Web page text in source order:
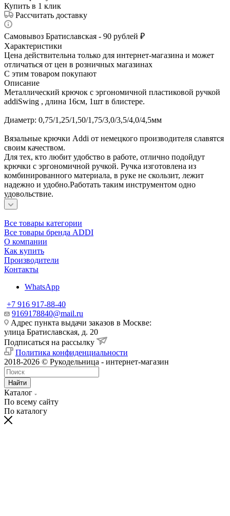
Купить в 1 клик
Рассчитать доставку
Самовывоз Братиславская - 90 рублей ₽
Характеристики
Цена действительна только для интернет-магазина и может
отличаться от цен в розничных магазинах
С этим товаром покупают
Описание
Металлический крючок с эргономичной пластиковой ручкой
addiSwing , длина 16см, 1шт в блистере.
Диаметр: 0,75/1,25/1,50/1,75/3,0/3,5/4,0/4,5мм
Вязальные крючки Addi от немецкого производителя славятся
своим качеством.
Для тех, кто любит удобство в работе, отлично подойдут
крючки с эргономичной ручкой. Ручка изготовлена из
комбинированного материала, в руке не скользит, лежит
надежно и удобно.Работать таким инструментом одно
удовольствие.
Все товары категории
Все товары бренда ADDI
О компании
Как купить
Производители
Контакты
WhatsApp
+7 916 917-88-40
9169178840@mail.ru
Адрес пункта выдачи заказов в Москве:
улица Братиславская, д. 20
Подписаться на рассылку
Политика конфиденциальности
2018-2026 © Рукодельница - интернет-магазин
Найти
Каталог
По всему сайту
По каталогу